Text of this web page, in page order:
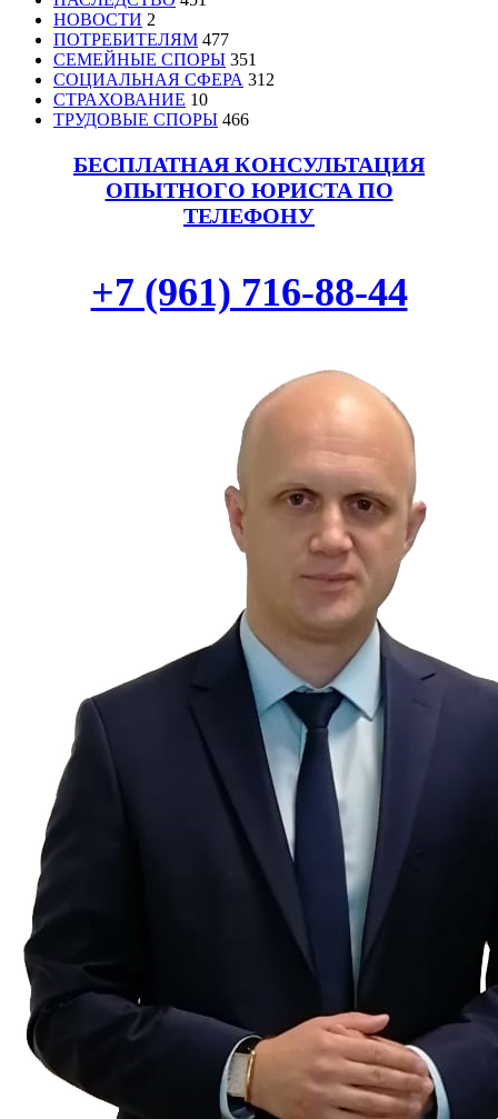
НОВОСТИ 2
ПОТРЕБИТЕЛЯМ 477
СЕМЕЙНЫЕ СПОРЫ 351
СОЦИАЛЬНАЯ СФЕРА 312
СТРАХОВАНИЕ 10
ТРУДОВЫЕ СПОРЫ 466
БЕСПЛАТНАЯ КОНСУЛЬТАЦИЯ
ОПЫТНОГО ЮРИСТА ПО
ТЕЛЕФОНУ
+7 (961) 716-88-44